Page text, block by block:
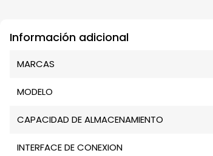
Información adicional
MARCAS
MODELO
CAPACIDAD DE ALMACENAMIENTO
INTERFACE DE CONEXION